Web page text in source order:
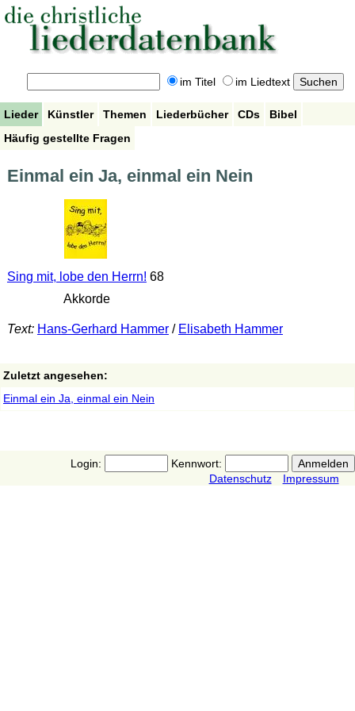
im Titel im Liedtext
Lieder Künstler Themen Liederbücher CDs
Bibel
Häufig gestellte Fragen
Einmal ein Ja, einmal ein Nein
Sing mit, lobe den Herrn! 68
Akkorde
Text: Hans-Gerhard Hammer/ Elisabeth Hammer
Zuletzt angesehen:
Einmal ein Ja, einmal ein Nein
Login:
Kennwort:
Datenschutz
Impressum